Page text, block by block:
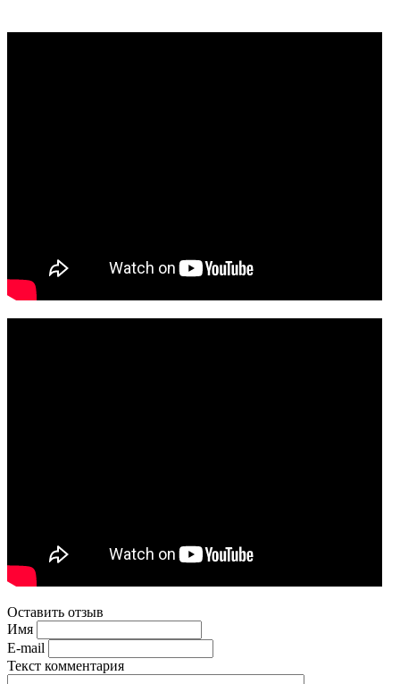
Оставить отзыв
Имя
E-mail
Текст комментария